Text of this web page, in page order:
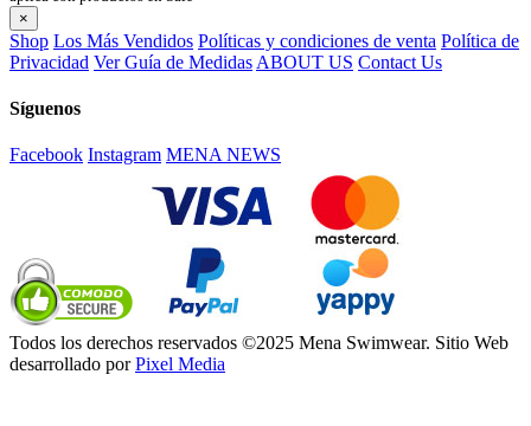
×
Shop Los Más Vendidos Políticas y condiciones de venta Política de
Privacidad Ver Guía de Medidas ABOUT US Contact Us
Síguenos
Facebook Instagram MENA NEWS
Todos los derechos reservados ©2025 Mena Swimwear. Sitio Web
desarrollado porPixel Media